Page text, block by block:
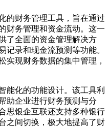
的财务管理工具，旨在通过
财务管理和资金流动。这一
了全面的资金管理解决方
记录和现金流预测等功能。
实现财务数据的集中管理，
能化的功能设计。该工具利
助企业进行财务预测与分
思银企互联还支持多种银行
之间切换，极大地提高了财